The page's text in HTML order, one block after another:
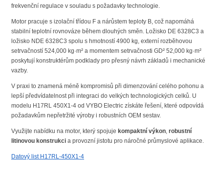
frekvenční regulace v souladu s požadavky technologie.
Motor pracuje s izolační třídou F a nárůstem teploty B, což napomáhá
stabilní teplotní rovnováze během dlouhých směn. Ložisko DE 6328C3 a
ložisko NDE 6328C3 spolu s hmotností 4900 kg, externí rozběhovou
setrvačností 524,000 kg·m² a momentem setrvačnosti GD² 52,000 kg·m²
poskytují konstruktérům podklady pro přesný návrh základů i mechanické
vazby.
V praxi to znamená méně kompromisů při dimenzování celého pohonu a
lepší předvídatelnost při integraci do velkých technologických celků. U
modelu H17RL 450X1-4 od VYBO Electric získáte řešení, které odpovídá
požadavkům nepřetržité výroby i robustních OEM sestav.
Využijte nabídku na motor, který spojuje kompaktní výkon robustní
litinovou konstrukci a provozní jistotu pro náročné průmyslové aplikace.
Datový list H17RL-450X1-4